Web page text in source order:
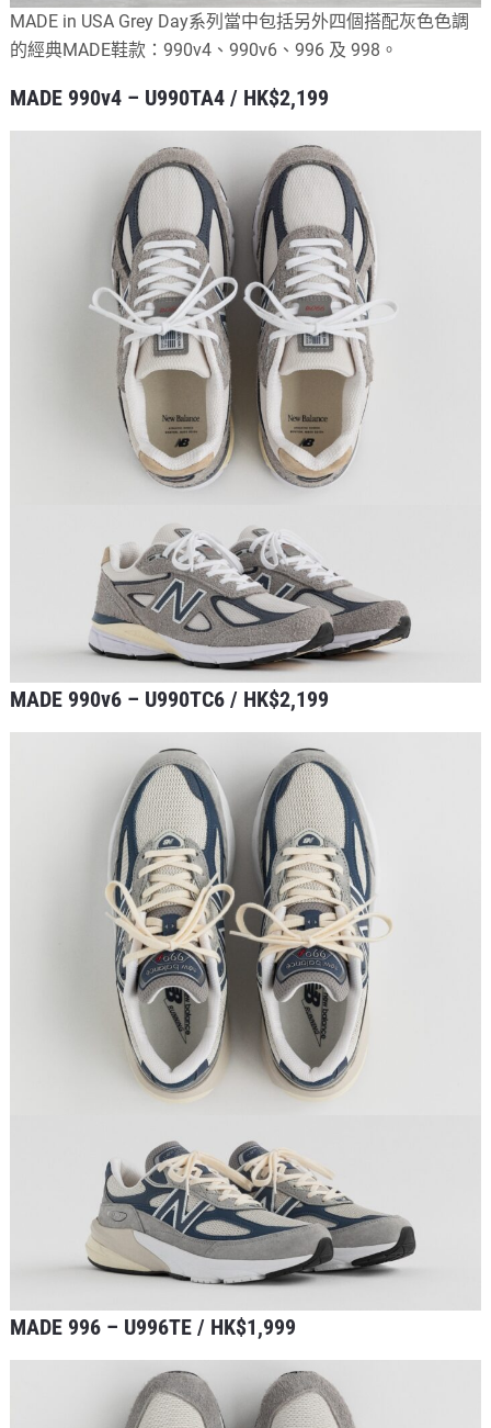
MADE in USA Grey Day系列當中包括另外四個搭配灰色色調
的經典MADE鞋款：990v4、990v6、996 及 998。
MADE 990v4 – U990TA4 / HK$2,199
MADE 990v6 – U990TC6 / HK$2,199
MADE 996 – U996TE / HK$1,999